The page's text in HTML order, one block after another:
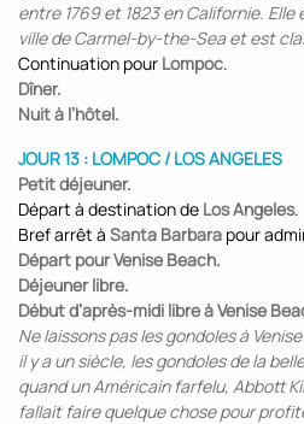
entre 1769 et 1823 en Californie.
ville de Carmel-by-the-Sea et est
Continuation pour Lompoc.
Dîner.
Nuit à l’hôtel.
JOUR 13 : LOMPOC / LOS ANGELES
Petit déjeuner.
Départ à destination de Los Angeles.
Bref arrêt à Santa Barbara pour
Départ pour Venise Beach.
Déjeuner libre.
Début d’après-midi libre à Venise
Ne laissons pas les gondoles à
il y a un siècle, les gondoles de la
quand un Américain farfelu, Abbott
fallait faire quelque chose pour